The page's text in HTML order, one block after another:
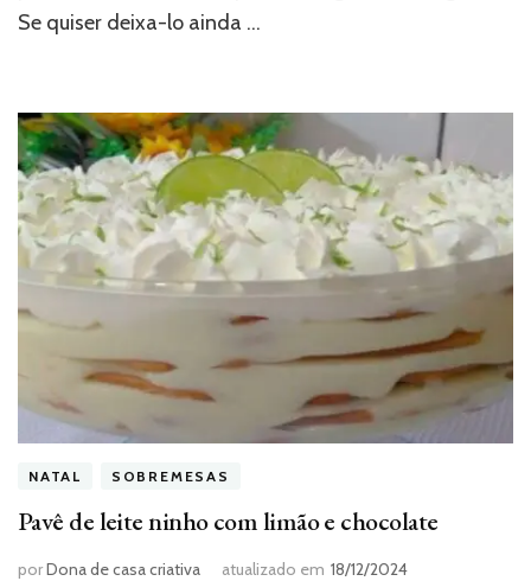
Se quiser deixa-lo ainda …
NATAL SOBREMESAS
Pavê de leite ninho com limão e chocolate
porDona de casa criativa atualizado em 18/12/2024